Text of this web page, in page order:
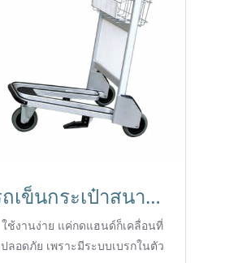
รถเข็นกระเป๋าสนามบิน รถเข็นกระเป๋าโรงแรม รถเข็นบรรทุกกระเป๋า รถเข็นสนามบิน Self-service Luggase Trolley HORECAT code 53441
ใช้งานง่าย แค่กดแฮนด์ก็เคลื่อนที่
ปลอดภัย เพราะมีระบบเบรกในตัว